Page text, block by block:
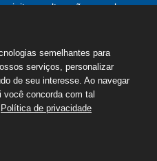
a alteração a qualquer
Leardi | Todos os direitos
semelhantes para
serviços, personalizar
de seu interesse. Ao navegar
você concorda com tal
Política de privacidade